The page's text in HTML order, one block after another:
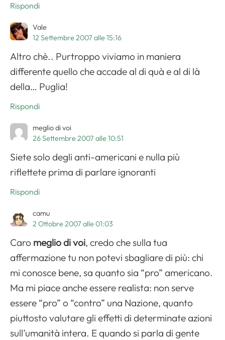
Rispondi
Vale
12 Settembre 2007 alle 15:16
Altro chè.. Purtroppo viviamo in maniera
differente quello che accade al di quà e al di là
della… Puglia!
Rispondi
meglio di voi
26 Settembre 2007 alle 10:51
Siete solo degli anti-americani e nulla più
riflettete prima di parlare ignoranti
Rispondi
camu
2 Ottobre 2007 alle 01:03
Caro meglio di voi, credo che sulla tua
affermazione tu non potevi sbagliare di più: chi
mi conosce bene, sa quanto sia “pro” americano.
Ma mi piace anche essere realista: non serve
essere “pro” o “contro” una Nazione, quanto
piuttosto valutare gli effetti di determinate azioni
sull’umanità intera. E quando si parla di gente